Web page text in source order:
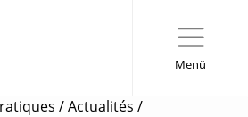
Menü
/Actualités /